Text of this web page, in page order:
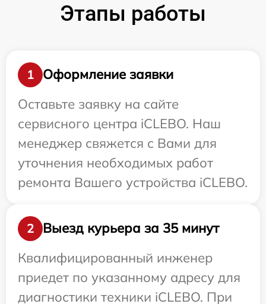
Этапы работы
1
Оформление заявки
Оставьте заявку на сайте
сервисного центра iCLEBO. Наш
менеджер свяжется с Вами для
уточнения необходимых работ
ремонта Вашего устройства iCLEBO.
2
Выезд курьера за 35 минут
Квалифицированный инженер
приедет по указанному адресу для
диагностики техники iCLEBO. При